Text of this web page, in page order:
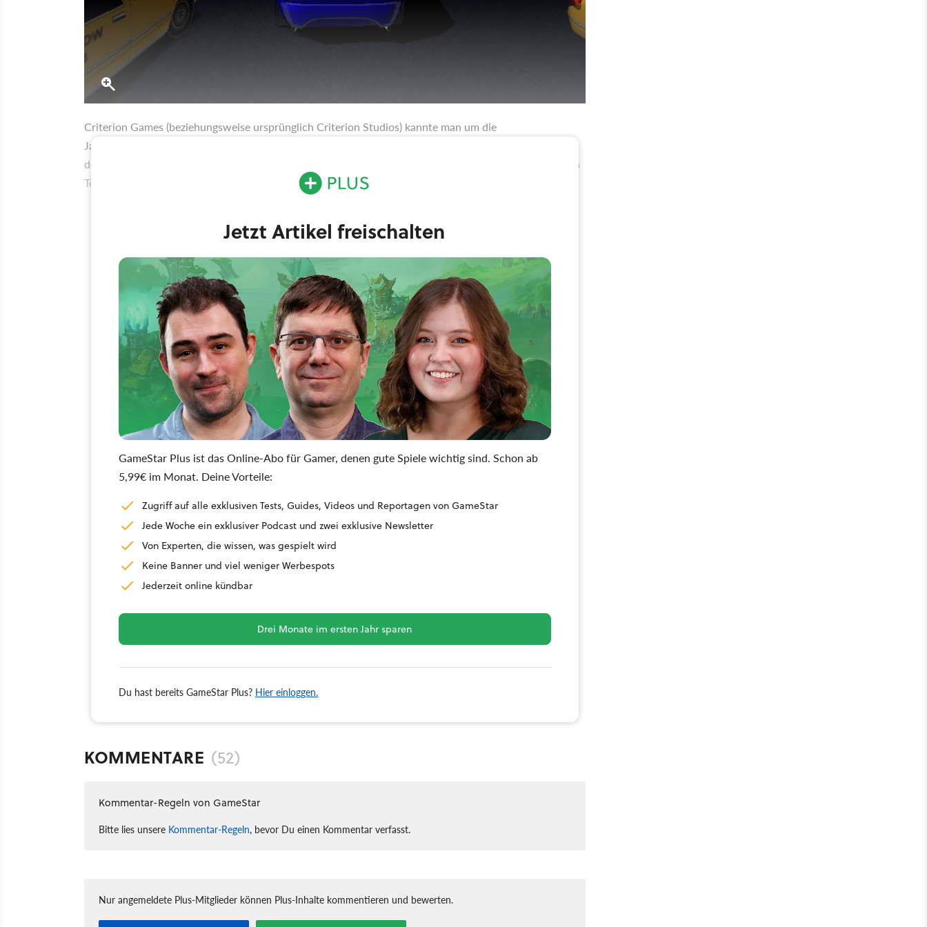
Criterion Games (beziehungsweise ursprünglich Criterion Studios) kannte man um die
Jahrtausendwende herum eigentlich kaum: Das 1997er U-Boot-Actionspiel Sub Culture tauchte unter
den Radaren der meisten Spieler, das 1999 veröffentlichte TrickStyle erschien zeitgleich mit dem ersten
Teil der Tony-Hawk’s-Serie und ging traurig glucksend unter.
Jetzt Artikel freischalten
GameStar Plus ist das Online-Abo für Gamer, denen gute Spiele wichtig sind. Schon ab
5,99€ im Monat. Deine Vorteile:
Zugriff auf alle exklusiven Tests, Guides, Videos und Reportagen von GameStar
Jede Woche ein exklusiver Podcast und zwei exklusive Newsletter
Von Experten, die wissen, was gespielt wird
Keine Banner und viel weniger Werbespots
Jederzeit online kündbar
Drei Monate im ersten Jahr sparen
Du hast bereits GameStar Plus? Hier einloggen.
KOMMENTARE (52)
Kommentar-Regeln von GameStar
Bitte lies unsere Kommentar-Regeln, bevor Du einen Kommentar verfasst.
Nur angemeldete Plus-Mitglieder können Plus-Inhalte kommentieren und bewerten.